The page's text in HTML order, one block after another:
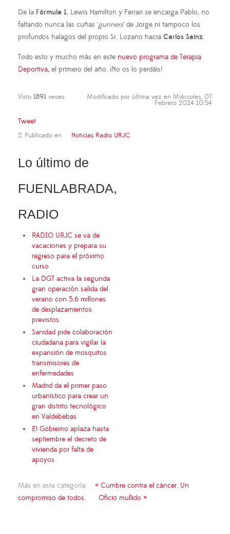
De la Fórmula 1, Lewis Hamilton y Ferrari se encarga Pablo, no
faltando nunca las cuñas ‘gunners’ de Jorge ni tampoco los
profundos halagos del propio Sr. Lozano hacia Carlos Sainz.
Todo esto y mucho más en este nuevo programa de Terapia
Deportiva, el primero del año. ¡No os lo perdáis!
Visto 1891 veces Modificado por última vez en Miércoles, 07
Febrero 2024 10:54
Tweet
Publicado en Noticias Radio URJC
Lo último de
FUENLABRADA,
RADIO
RADIO URJC se va de
vacaciones y prepara su
regreso para el próximo
curso
La DGT activa la segunda
gran operación salida del
verano con 5,6 millones
de desplazamientos
previstos
Sanidad pide colaboración
ciudadana para vigilar la
expansión de mosquitos
transmisores de
enfermedades
Madrid da el primer paso
urbanístico para crear un
gran distrito tecnológico
en Valdebebas
El Gobierno aplaza hasta
septiembre el decreto de
vivienda por falta de
apoyos
Más en esta categoría:
« Cumbre contra el cáncer. Un
compromiso de todos
Oficio mullido »